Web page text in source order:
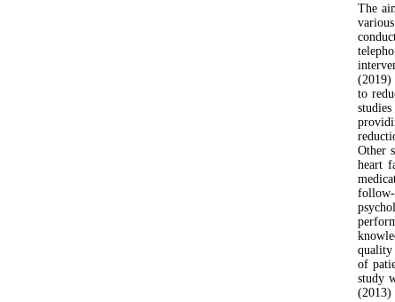
The
(2019)
to
Other
heart
quality
of
study
(2013)